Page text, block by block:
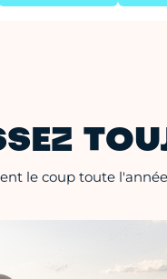
le coup toute